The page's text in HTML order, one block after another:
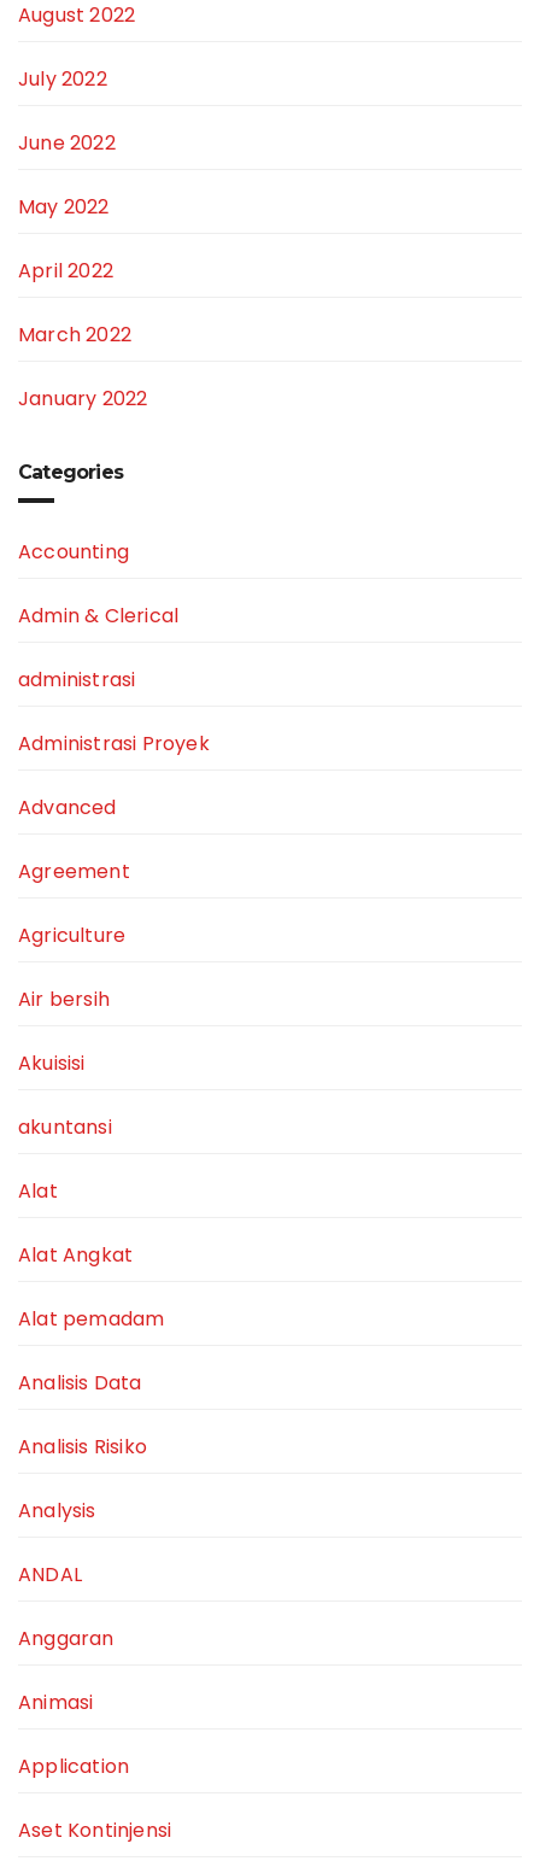
August 2022
July 2022
June 2022
May 2022
April 2022
March 2022
January 2022
Categories
Accounting
Admin & Clerical
administrasi
Administrasi Proyek
Advanced
Agreement
Agriculture
Air bersih
Akuisisi
akuntansi
Alat
Alat Angkat
Alat pemadam
Analisis Data
Analisis Risiko
Analysis
ANDAL
Anggaran
Animasi
Application
Aset Kontinjensi